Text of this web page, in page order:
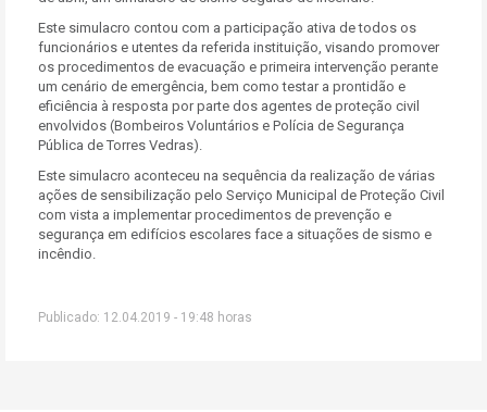
Este simulacro contou com a participação ativa de todos os
funcionários e utentes da referida instituição, visando promover
os procedimentos de evacuação e primeira intervenção perante
um cenário de emergência, bem como testar a prontidão e
eficiência à resposta por parte dos agentes de proteção civil
envolvidos (Bombeiros Voluntários e Polícia de Segurança
Pública de Torres Vedras).
Este simulacro aconteceu na sequência da realização de várias
ações de sensibilização pelo Serviço Municipal de Proteção Civil
com vista a implementar procedimentos de prevenção e
segurança em edifícios escolares face a situações de sismo e
incêndio.
Publicado: 12.04.2019 - 19:48 horas